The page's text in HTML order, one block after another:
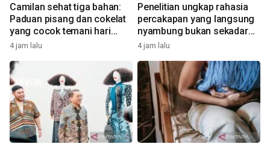
Camilan sehat tiga bahan:
Paduan pisang dan cokelat
yang cocok temani hari
sibuk
4 jam lalu
Penelitian ungkap rahasia
percakapan yang langsung
nyambung bukan sekadar
topik
4 jam lalu